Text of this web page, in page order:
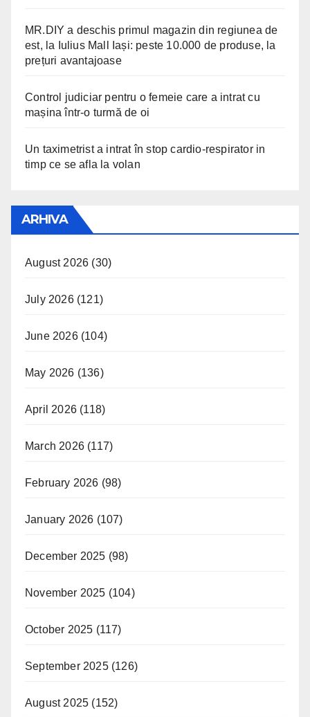
MR.DIY a deschis primul magazin din regiunea de
est, la Iulius Mall Iași: peste 10.000 de produse, la
prețuri avantajoase
Control judiciar pentru o femeie care a intrat cu
mașina într-o turmă de oi
Un taximetrist a intrat în stop cardio-respirator in
timp ce se afla la volan
ARHIVA
August 2026 (30)
July 2026(121)
June 2026(104)
May 2026 (136)
April 2026 (118)
March 2026 (117)
February 2026 (98)
January 2026 (107)
December 2025 (98)
November 2025 (104)
October 2025 (117)
September 2025(126)
August 2025 (152)